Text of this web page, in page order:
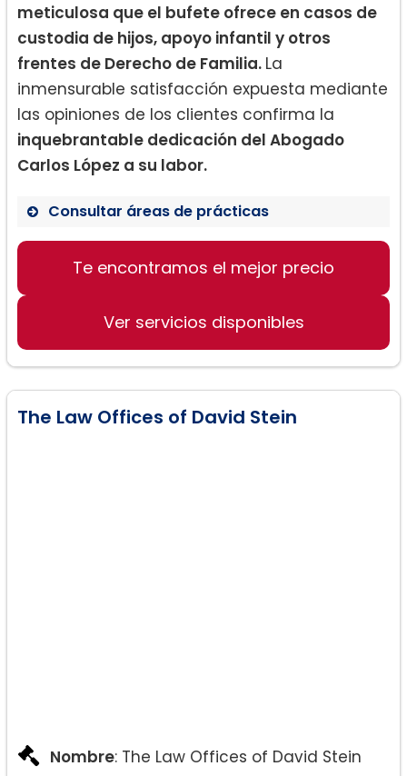
meticulosa que el bufete ofrece en casos de
custodia de hijos, apoyo infantil y otros
frentes de Derecho de Familia. La
inmensurable satisfacción expuesta mediante
las opiniones de los clientes confirma la
inquebrantable dedicación del Abogado
Carlos López a su labor.
Consultar áreas de prácticas
Custodia de Hijos
Soporte Infantil
Te encontramos el mejor precio
Ver servicios disponibles
The Law Offices of David Stein
Nombre: The Law Offices of David Stein